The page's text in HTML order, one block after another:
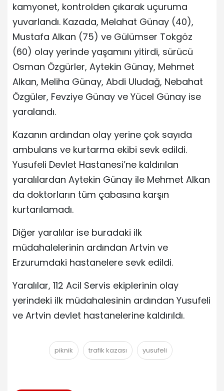
kamyonet, kontrolden çıkarak uçuruma
yuvarlandı. Kazada, Melahat Günay (40),
Mustafa Alkan (75) ve Gülümser Tokgöz
(60) olay yerinde yaşamını yitirdi, sürücü
Osman Özgürler, Aytekin Günay, Mehmet
Alkan, Meliha Günay, Abdi Uludağ, Nebahat
Özgüler, Fevziye Günay ve Yücel Günay ise
yaralandı.
Kazanın ardından olay yerine çok sayıda
ambulans ve kurtarma ekibi sevk edildi.
Yusufeli Devlet Hastanesi’ne kaldırılan
yaralılardan Aytekin Günay ile Mehmet Alkan
da doktorların tüm çabasına karşın
kurtarılamadı.
Diğer yaralılar ise buradaki ilk
müdahalelerinin ardından Artvin ve
Erzurumdaki hastanelere sevk edildi.
Yaralılar, 112 Acil Servis ekiplerinin olay
yerindeki ilk müdahalesinin ardından Yusufeli
ve Artvin devlet hastanelerine kaldırıldı.
piknik trafik kazası yusufeli